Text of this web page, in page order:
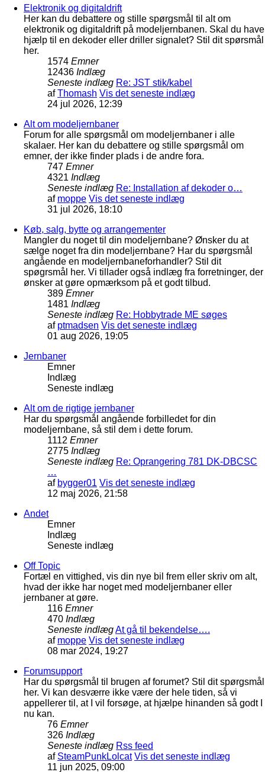
Elektronik og digitaldrift
Her kan du debattere og stille spørgsmål til alt om
elektronik og digitaldrift på modeljernbanen. Skal du have
hjælp til en dekoder eller driller signalet? Stil dit spørsmål
her.
1574 Emner
12436 Indlæg
Seneste indlæg Re: JST stik/kabel
afThomash Vis det seneste indlæg
24 jul 2026, 12:39
Alt om modeljernbaner
Forum for alle spørgsmål om modeljernbaner i alle
skalaer. Her kan du debattere og stille spørgsmål om
emner, der ikke finder plads i de andre fora.
747 Emner
4321 Indlæg
Seneste indlæg Re: Installation af dekoder o…
af moppe Vis det seneste indlæg
31 jul 2026, 18:10
Køb, salg, bytte og arrangementer
Mangler du noget til din modeljernbane? Ønsker du at
sælge noget fra din modeljernbane? Har du spørgsmål
angående en modeljernbaneforhandler? Stil dit
spøgrsmål her. Vi tillader også indlæg fra forretninger, der
ønsker at gøre opmærksom på et godt tilbud.
389 Emner
1481 Indlæg
Seneste indlæg Re: Hobbytrade ME søges
af ptmadsen Vis det seneste indlæg
01 aug 2026, 19:05
Jernbaner
Emner
Indlæg
Seneste indlæg
Alt om de rigtige jernbaner
Har du spørgsmål angående forbilledet for din
modeljernbane, så stil dem i dette forum.
1112 Emner
2775 Indlæg
Seneste indlæg Re: Oprangering 781 DK-DBCSC
…
af bygger01 Vis det seneste indlæg
12 maj 2026, 21:58
Andet
Emner
Indlæg
Seneste indlæg
Off Topic
Fortæl en vittighed, vis din nye bil frem eller skriv om alt,
hvad der ikke har noget med modeljernbaner eller
jernbaner at gøre.
116 Emner
470 Indlæg
Seneste indlægAt gå til bekendelse….
af moppe Vis det seneste indlæg
08 mar 2024, 19:27
Forumsupport
Har du spørgsmål til brugen af forumet? Stil dit spørgsmål
her. Vi kan desværre ikke være der hele tiden, så vi
appellerer til, at I vil forsøge, at hjælpe hinanden så godt I
nu kan.
76 Emner
326 Indlæg
Seneste indlæg Rss feed
af SteamPunkLolcat Vis det seneste indlæg
11 jun 2025, 09:00